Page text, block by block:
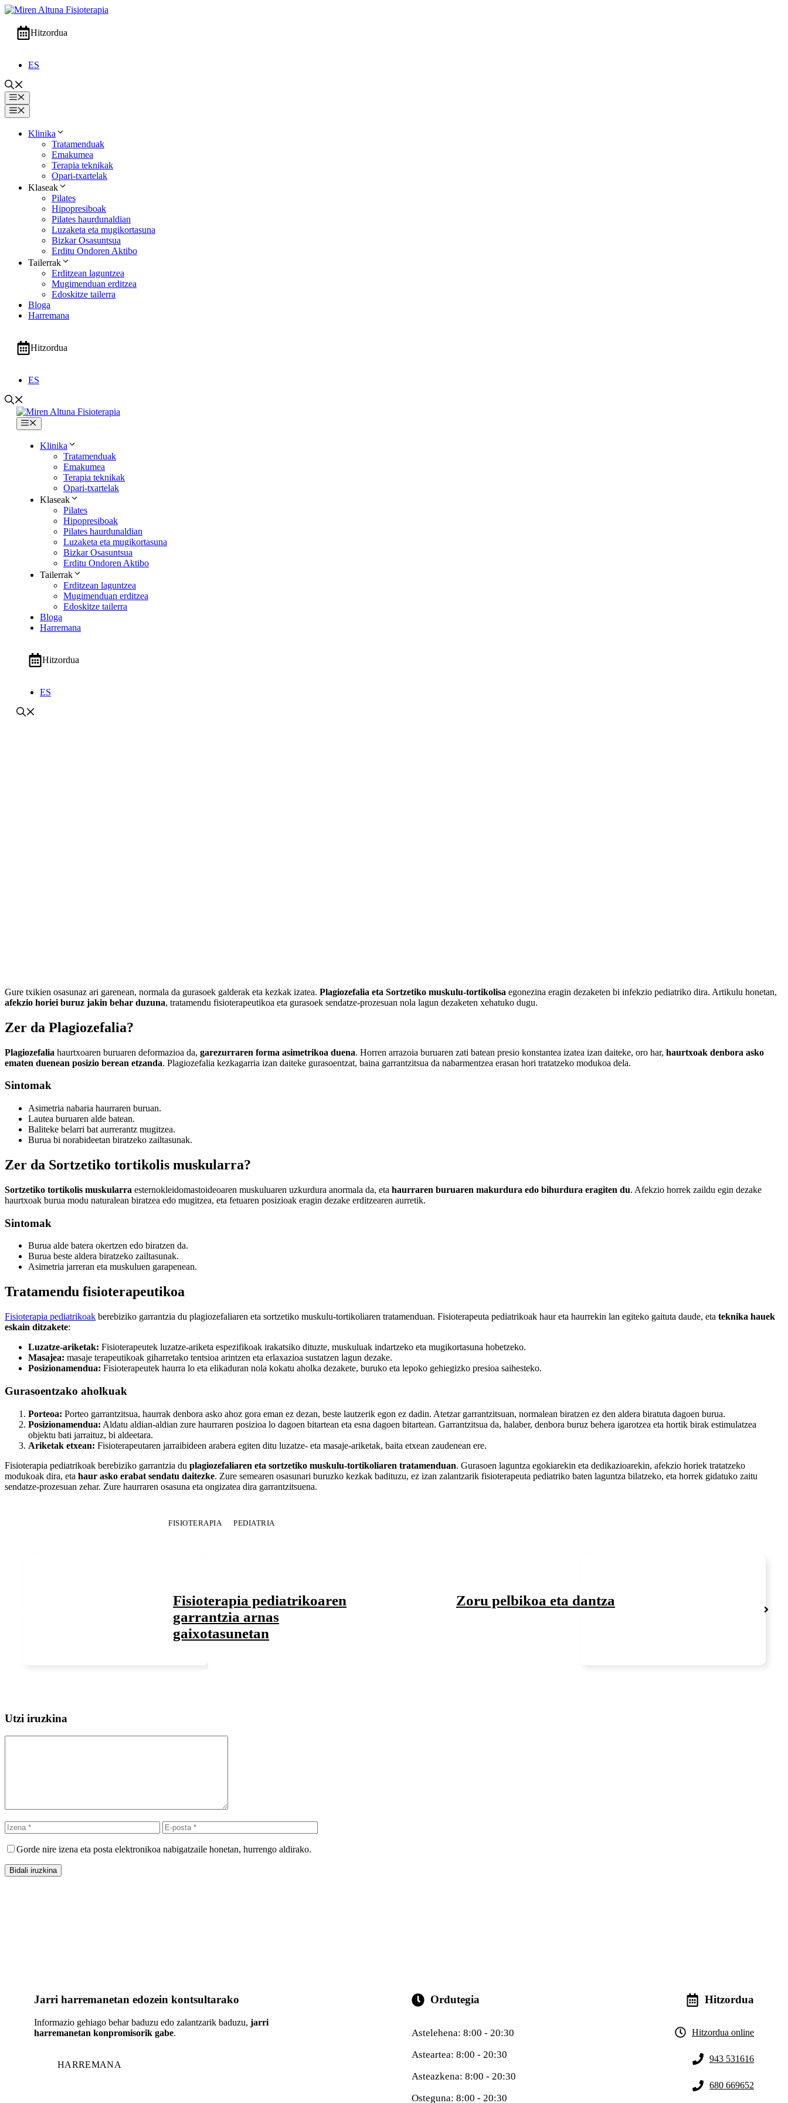
Edukira
egin
Hitzordua
ES
Menua
Menua
Klinika
Tratamenduak
Emakumea
Terapia teknikak
Opari-txartelak
Klaseak
Pilates
Hipopresiboak
Pilates haurdunaldian
Luzaketa eta mugikortasuna
Bizkar Osasuntsua
Erditu Ondoren Aktibo
Tailerrak
Erditzean laguntzea
Mugimenduan erditzea
Edoskitze tailerra
Bloga
Harremana
Hitzordua
ES
Menua
Klinika
Tratamenduak
Emakumea
Terapia teknikak
Opari-txartelak
Klaseak
Pilates
Hipopresiboak
Pilates haurdunaldian
Luzaketa eta mugikortasuna
Bizkar Osasuntsua
Erditu Ondoren Aktibo
Tailerrak
Erditzean laguntzea
Mugimenduan erditzea
Edoskitze tailerra
Bloga
Harremana
Hitzordua
ES
Gure txikien osasunaz ari garenean, normala da gurasoek galderak eta kezkak izatea. Plagiozefalia eta Sortzetiko muskulu-tortikolisa egonezina eragin dezaketen bi infekzio pediatriko dira. Artikulu honetan,
afekzio horiei buruz jakin behar duzuna, tratamendu fisioterapeutikoa eta gurasoek sendatze-prozesuan nola lagun dezaketen xehatuko dugu.
Zer da Plagiozefalia?
Plagiozefalia haurtxoaren buruaren deformazioa da, garezurraren forma asimetrikoa duena. Horren arrazoia buruaren zati batean presio konstantea izatea izan daiteke, oro har, haurtxoak denbora asko
ematen duenean posizio berean etzanda. Plagiozefalia kezkagarria izan daiteke gurasoentzat, baina garrantzitsua da nabarmentzea erasan hori tratatzeko modukoa dela.
Sintomak
Asimetria nabaria haurraren buruan.
Lautea buruaren alde batean.
Baliteke belarri bat aurrerantz mugitzea.
Burua bi norabideetan biratzeko zailtasunak.
Zer da Sortzetiko tortikolis muskularra?
Sortzetiko tortikolis muskularra esternokleidomastoideoaren muskuluaren uzkurdura anormala da, eta haurraren buruaren makurdura edo bihurdura eragiten du. Afekzio horrek zaildu egin dezake
haurtxoak burua modu naturalean biratzea edo mugitzea, eta fetuaren posizioak eragin dezake erditzearen aurretik.
Sintomak
Burua alde batera okertzen edo biratzen da.
Burua beste aldera biratzeko zailtasunak.
Asimetria jarreran eta muskuluen garapenean.
Tratamendu fisioterapeutikoa
Fisioterapia pediatrikoak berebiziko garrantzia du plagiozefaliaren eta sortzetiko muskulu-tortikoliaren tratamenduan. Fisioterapeuta pediatrikoak haur eta haurrekin lan egiteko gaituta daude, eta teknika hauek
eskain ditzakete:
Luzatze-ariketak: Fisioterapeutek luzatze-ariketa espezifikoak irakatsiko dituzte, muskuluak indartzeko eta mugikortasuna hobetzeko.
Masajea: masaje terapeutikoak giharretako tentsioa arintzen eta erlaxazioa sustatzen lagun dezake.
Posizionamendua: Fisioterapeutek haurra lo eta elikaduran nola kokatu aholka dezakete, buruko eta lepoko gehiegizko presioa saihesteko.
Gurasoentzako aholkuak
Porteoa: Porteo garrantzitsua, haurrak denbora asko ahoz gora eman ez dezan, beste lautzerik egon ez dadin. Atetzar garrantzitsuan, normalean biratzen ez den aldera biratuta dagoen burua.
Posizionamendua: Aldatu aldian-aldian zure haurraren posizioa lo dagoen bitartean eta esna dagoen bitartean. Garrantzitsua da, halaber, denbora buruz behera igarotzea eta hortik birak estimulatzea
objektu bati jarraituz, bi aldeetara.
Ariketak etxean: Fisioterapeutaren jarraibideen arabera egiten ditu luzatze- eta masaje-ariketak, baita etxean zaudenean ere.
Fisioterapia pediatrikoak berebiziko garrantzia du plagiozefaliaren eta sortzetiko muskulu-tortikoliaren tratamenduan. Gurasoen laguntza egokiarekin eta dedikazioarekin, afekzio horiek tratatzeko
modukoak dira, eta haur asko erabat sendatu daitezke. Zure semearen osasunari buruzko kezkak badituzu, ez izan zalantzarik fisioterapeuta pediatriko baten laguntza bilatzeko, eta horrek gidatuko zaitu
sendatze-prozesuan zehar. Zure haurraren osasuna eta ongizatea dira garrantzitsuena.
FISIOTERAPIA PEDIATRIA
Fisioterapia pediatrikoaren
garrantzia arnas
gaixotasunetan
Zoru pelbikoa eta dantza
Utzi iruzkina
Izena
E-
posta
Gorde nire izena eta posta elektronikoa nabigatzaile honetan, hurrengo aldirako.
Jarri harremanetan edozein kontsultarako
Informazio gehiago behar baduzu edo zalantzarik baduzu, jarri
harremanetan konpromisorik gabe.
HARREMANA
Ordutegia
Astelehena: 8:00 - 20:30
Asteartea: 8:00 - 20:30
Asteazkena: 8:00 - 20:30
Osteguna: 8:00 - 20:30
Hitzordua
Hitzordua online
943 531616
680 669652